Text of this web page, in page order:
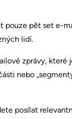
pět set e-
lidí.
zprávy, které
nebo
posílat